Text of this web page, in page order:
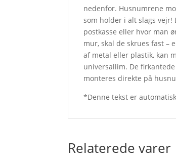
nedenfor. Husnumrene
som holder i alt slags
postkasse eller hvor man
mur, skal de skrues fast –
af metal eller plastik, kan
universallim. De
monteres direkte på
*Denne tekst er
Relaterede varer